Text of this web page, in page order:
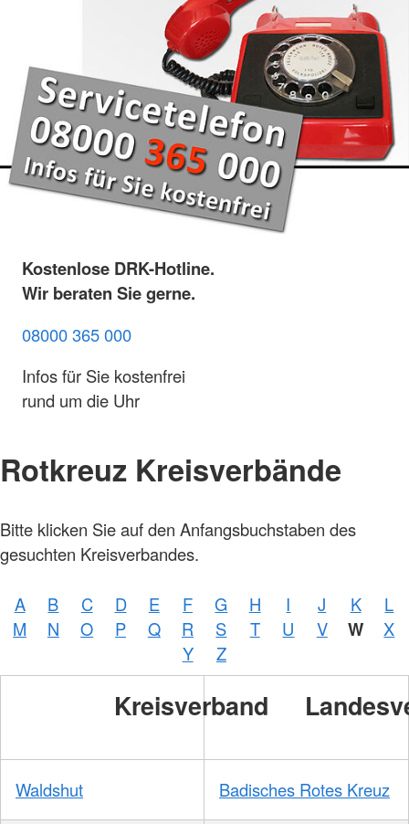
Kostenlose DRK-Hotline.
Wir beraten Sie gerne.
08000 365 000
Infos für Sie kostenfrei
rund um die Uhr
Rotkreuz Kreisverbände
Bitte klicken Sie auf den Anfangsbuchstaben des
gesuchten Kreisverbandes.
A B C D E F G H I J K
L
M
N O P Q R S T U V W
X
Y
Z
Kreisverband
Waldshut Badisches Rotes Kreuz